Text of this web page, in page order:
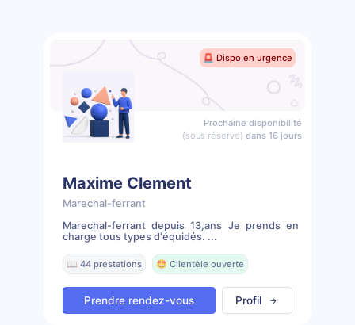
🚨 Dispo en urgence
Prochaine disponibilité
(sous réserve) dans 16 jours
Maxime Clement
Marechal-ferrant
Marechal-ferrant depuis 13,ans Je prends en
charge tous types d'équidés. ...
📖 44 prestations 🤩 Clientèle ouverte
Prendre rendez-vous Profil